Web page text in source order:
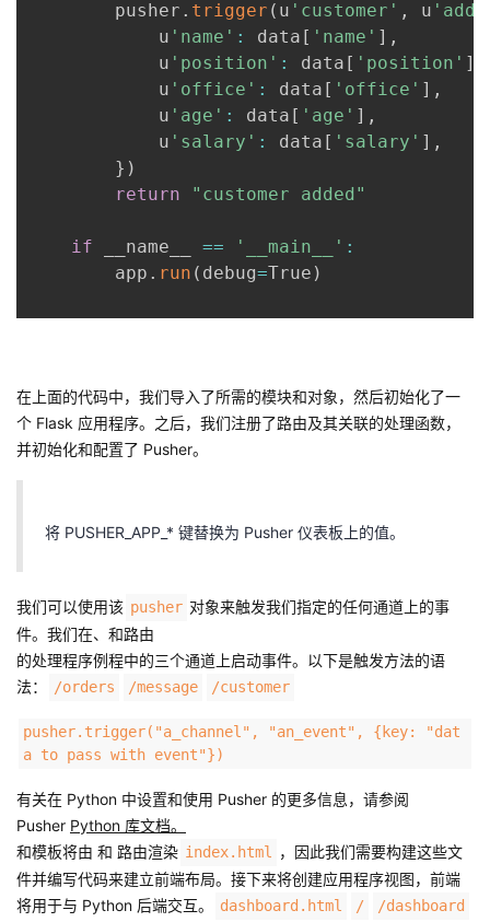
        pusher
. trigger ( u 'customer' , u 'add'
            u
'name' : data [ 'name' ] ,
            u
'position' : data [ 'position' ]
            u
'office' : data [ 'office' ] ,
            u
'age' : data [ 'age' ] ,
            u
'salary' : data [ 'salary' ] ,
} )
return
"customer added"
if __name__ == '__main__' :
        app
. run ( debug=True )
在上面的代码中，我们导入了所需的模块和对象，然后初始化了一
个 Flask 应用程序。之后，我们注册了路由及其关联的处理函数，
并初始化和配置了 Pusher。
将 PUSHER_APP_* 键替换为 Pusher 仪表板上的值。
我们可以使用该 pusher 对象来触发我们指定的任何通道上的事
件。我们在、和路由
的处理程序例程中的三个通道上启动事件。以下是触发方法的语
法：
/orders /message /customer
pusher.trigger("a_channel", "an_event", {key: "dat
a to pass with event"})
有关在 Python 中设置和使用 Pusher 的更多信息，请参阅
Pusher Python 库文档。
和模板将由 和 路由渲染 index.html
，因此我们需要构建这些文
件并编写代码来建立前端布局。接下来将创建应用程序视图，前端
将用于与 Python 后端交互。
dashboard.html / /dashboard